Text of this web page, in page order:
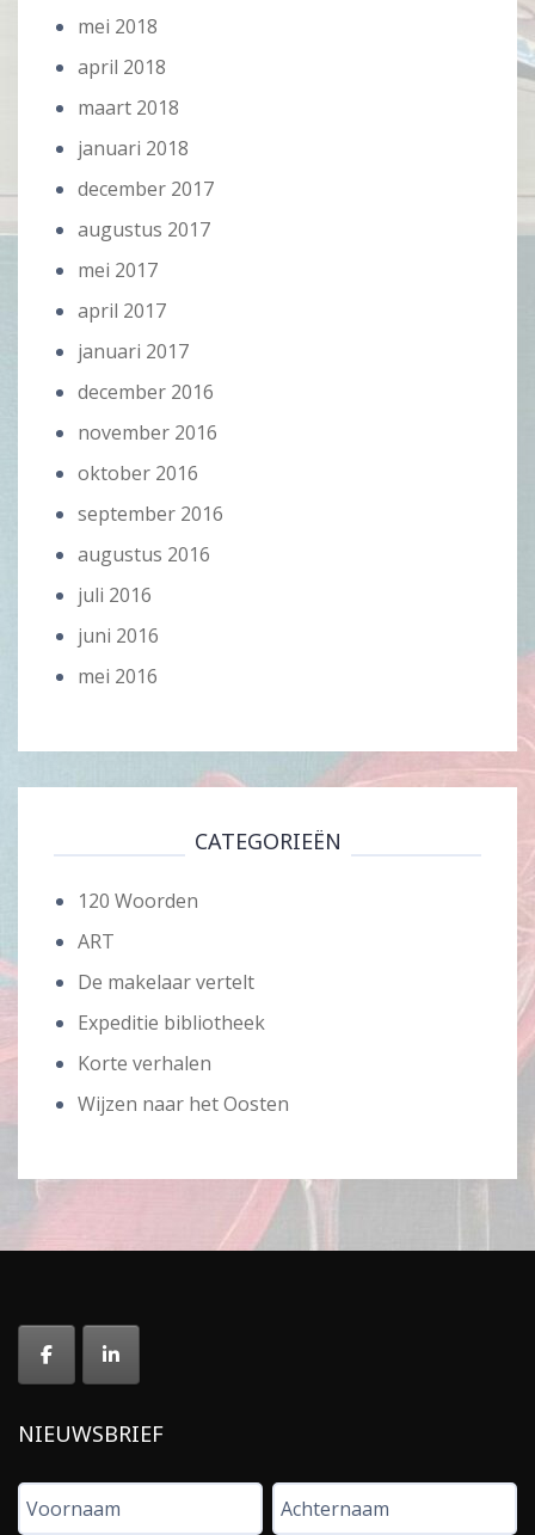
mei 2018
april 2018
maart 2018
januari 2018
december 2017
augustus 2017
mei 2017
april 2017
januari 2017
december 2016
november 2016
oktober 2016
september 2016
augustus 2016
juli 2016
juni 2016
mei 2016
CATEGORIEËN
120 Woorden
ART
De makelaar vertelt
Expeditie bibliotheek
Korte verhalen
Wijzen naar het Oosten
NIEUWSBRIEF